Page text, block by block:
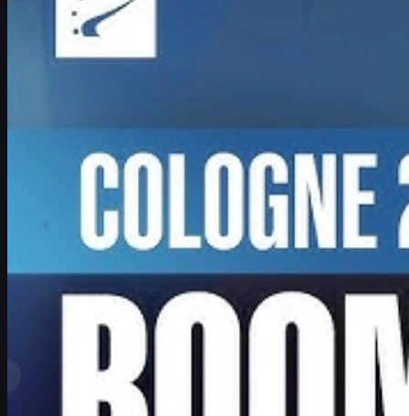
fremtid i Counter-Strike og hvordan unge spillere kan udvikle sig –
inkl. tips til cs skins.
afDavid William
Se mere
Toprangliste